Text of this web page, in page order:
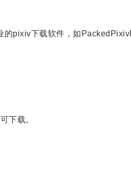
pixiv下载软件，如
下载。